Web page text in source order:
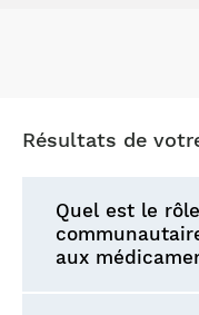
Résultats de
Quel est le
aux